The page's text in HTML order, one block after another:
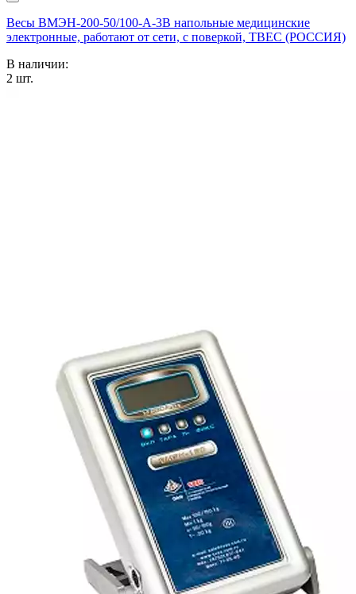
Весы ВМЭН-200-50/100-А-3В напольные медицинские
электронные, работают от сети, с поверкой, ТВЕС (РОССИЯ)
В наличии:
2 шт.